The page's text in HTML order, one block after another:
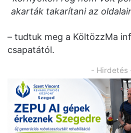
akarták takarítani az
– tudtuk meg a KöltözzMa
csapatától.
- Hirdetés